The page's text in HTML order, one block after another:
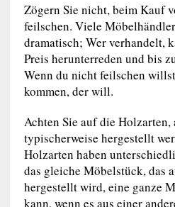
Zögern Sie nicht, beim Kauf
feilschen. Viele
dramatisch; Wer verhandelt,
Preis herunterreden und bis
Wenn du nicht feilschen
kommen, der will.
Achten Sie auf die
typischerweise hergestellt
Holzarten haben
das gleiche Möbelstück, das
hergestellt wird, eine ganze
kann, wenn es aus einer